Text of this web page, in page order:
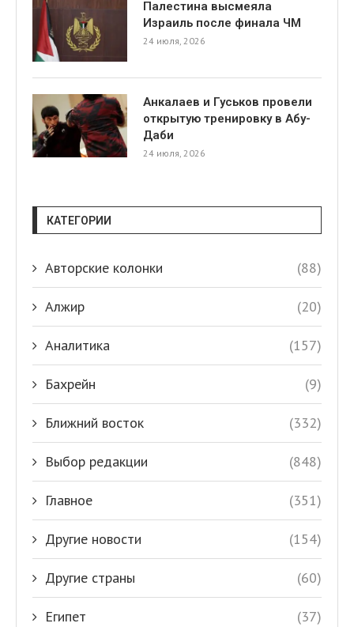
Палестина высмеяла
Израиль после финала ЧМ
24 июля, 2026
Анкалаев и Гуськов провели
открытую тренировку в Абу-
Даби
24 июля, 2026
КАТЕГОРИИ
Авторские колонки (88)
Алжир (20)
Аналитика (157)
Бахрейн (9)
Ближний восток (332)
Выбор редакции (848)
Главное (351)
Другие новости (154)
Другие страны (60)
Египет (37)